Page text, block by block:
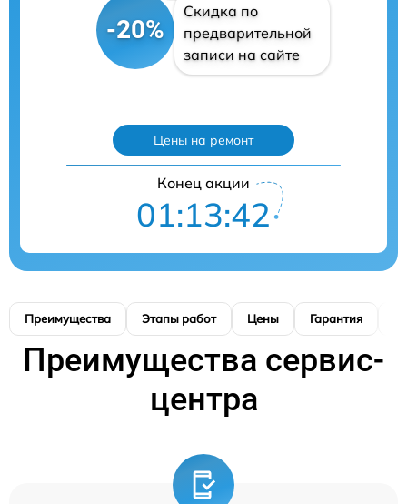
-20%
Скидка по
предварительной
записи на сайте
Цены на ремонт
Конец акции
01:13:41
Преимущества Этапы работ Цены Гарантия
Преимущества сервис-
центра